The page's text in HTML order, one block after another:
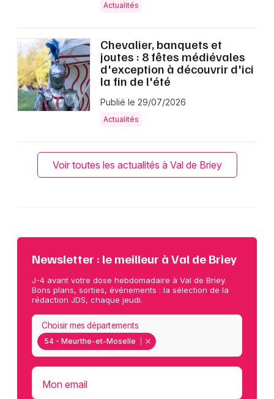
Actualités
Chevalier, banquets et
joutes : 8 fêtes médiévales
d'exception à découvrir d'ici
la fin de l'été
Publié le 29/07/2026
Actualités
Voir toutes les actualités à Val de Briey
Newsletter : le meilleur à Val de Briey
J-4 avant votre dose hebdomadaire à Val de Briey.
Bons plans, sorties, événements : la sélection de la
rédaction JDS, chaque jeudi.
54 - Meurthe-et-Moselle
Choisir mes départements
Mon email